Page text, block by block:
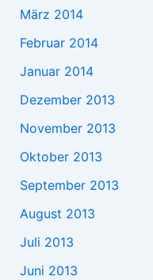
März 2014
Februar 2014
Januar 2014
Dezember 2013
November 2013
Oktober 2013
September 2013
August 2013
Juli 2013
Juni 2013